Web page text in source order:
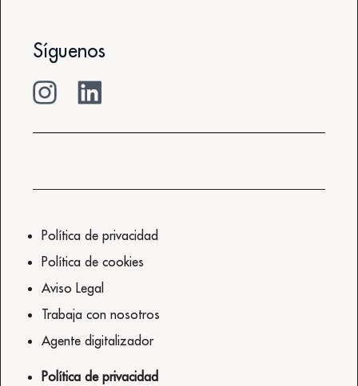
Síguenos
Política de privacidad
Política de cookies
Aviso Legal
Trabaja con nosotros
Agente digitalizador
Política de privacidad